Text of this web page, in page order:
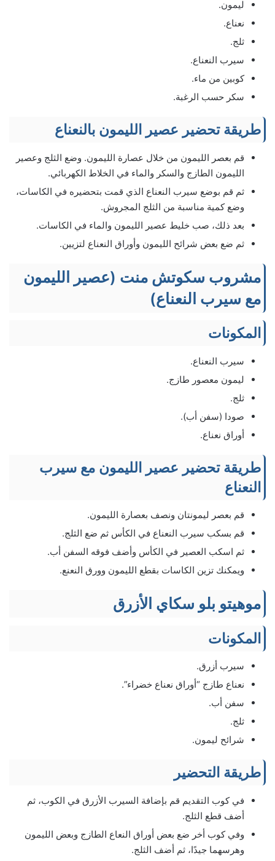
ليمون.
نعناع.
ثلج.
سيرب النعناع.
كوبين من ماء.
سكر حسب الرغبة.
طريقة تحضير عصير الليمون بالنعناع
قم بعصر الليمون من خلال عصارة الليمون. وضع الثلج وعصير
الليمون الطازج والسكر والماء في الخلاط الكهربائي.
ثم قم بوضع سيرب النعناع الذي قمت بتحضيره في الكاسات،
وضع كمية مناسبة من الثلج المجروش.
بعد ذلك، صب خليط عصير الليمون والماء في الكاسات.
ثم ضع بعض شرائح الليمون وأوراق النعناع لتزيين.
مشروب سكوتش منت (عصير الليمون
مع سيرب النعناع)
المكونات
سيرب النعناع.
ليمون معصور طازج.
ثلج.
صودا (سفن أب).
أوراق نعناع.
طريقة تحضير عصير الليمون مع سيرب
النعناع
قم بعصر ليمونتان ونصف بعصارة الليمون.
قم بسكب سيرب النعناع في الكأس ثم ضع الثلج.
ثم اسكب العصير في الكأس وأضف فوقه السفن أب.
ويمكنك تزين الكاسات بقطع الليمون وورق النعنع.
موهيتو بلو سكاي الأزرق
المكونات
سيرب أزرق.
نعناع طازج “أوراق نعناع خضراء”.
سفن أب.
ثلج.
شرائح ليمون.
طريقة التحضير
في كوب التقديم قم بإضافة السيرب الأزرق في الكوب، ثم
أضف قطع الثلج.
وفي كوب أخر ضع بعض أوراق النعاع الطازج وبعض الليمون
وهرسهما جيدًا، ثم أضف الثلج.